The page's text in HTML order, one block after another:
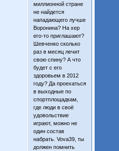
миллионной стране
не найдется
нападающего лучше
Воронина? На хер
его-то приглашают?
Шевченко сколько
раз в месяц лечит
свою спину? А что
будет с его
здоровьем в 2012
году? Да проехаться
в выходные по
спортплощадкам,
где люди в своё
удовольствие
играют, можно не
один состав
набрать. Vova39, ты
должен помнить